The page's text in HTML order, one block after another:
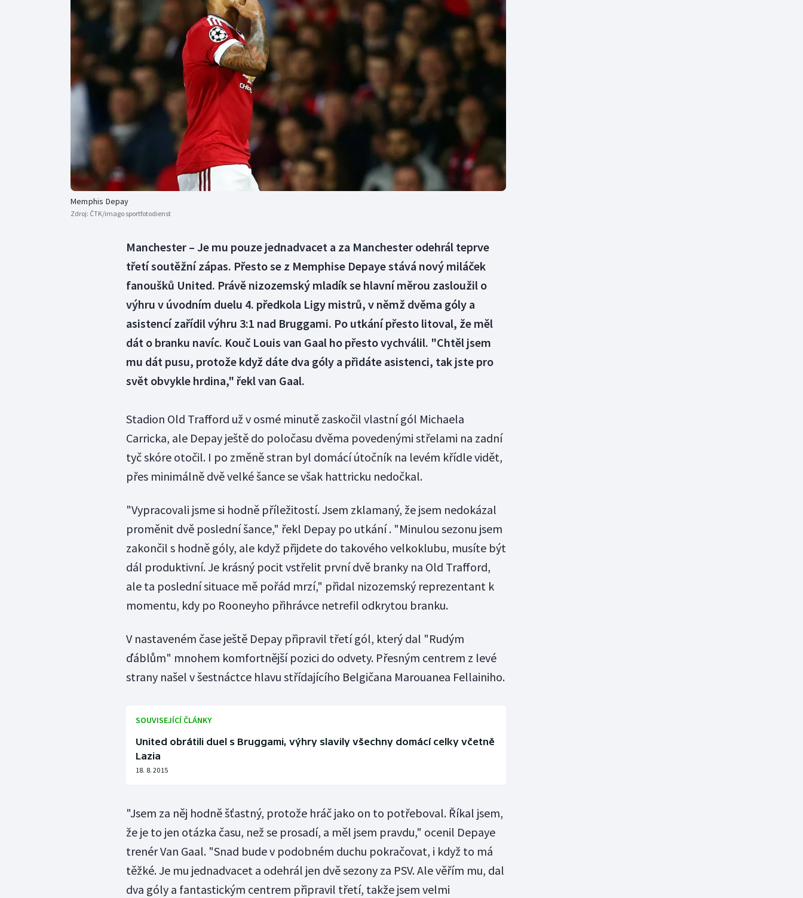
Curling
Dostihy
Florbal
Futsal
Golf
Gymnastika
Moderní pětiboj
Motorsport
Olympijské hry
Parasport
Plavání
Plážový volejbal
Triatlon
Veslování
Vodní slalom
Volejbal
Ostatní
Memphis Depay
Zdroj: ČTK/imago sportfotodienst
Manchester – Je mu pouze jednadvacet a za Manchester odehrál teprve
třetí soutěžní zápas. Přesto se z Memphise Depaye stává nový miláček
fanoušků United. Právě nizozemský mladík se hlavní měrou zasloužil o
výhru v úvodním duelu 4. předkola Ligy mistrů, v němž dvěma góly a
asistencí zařídil výhru 3:1 nad Bruggami. Po utkání přesto litoval, že měl
dát o branku navíc. Kouč Louis van Gaal ho přesto vychválil. "Chtěl jsem
mu dát pusu, protože když dáte dva góly a přidáte asistenci, tak jste pro
svět obvykle hrdina," řekl van Gaal.
Stadion Old Trafford už v osmé minutě zaskočil vlastní gól Michaela
Carricka, ale Depay ještě do poločasu dvěma povedenými střelami na zadní
tyč skóre otočil. I po změně stran byl domácí útočník na levém křídle vidět,
přes minimálně dvě velké šance se však hattricku nedočkal.
"Vypracovali jsme si hodně příležitostí. Jsem zklamaný, že jsem nedokázal
proměnit dvě poslední šance," řekl Depay po utkání . "Minulou sezonu jsem
zakončil s hodně góly, ale když přijdete do takového velkoklubu, musíte být
dál produktivní. Je krásný pocit vstřelit první dvě branky na Old Trafford,
ale ta poslední situace mě pořád mrzí," přidal nizozemský reprezentant k
momentu, kdy po Rooneyho přihrávce netrefil odkrytou branku.
V nastaveném čase ještě Depay připravil třetí gól, který dal "Rudým
ďáblům" mnohem komfortnější pozici do odvety. Přesným centrem z levé
strany našel v šestnáctce hlavu střídajícího Belgičana Marouanea Fellainiho.
SOUVISEJÍCÍ ČLÁNKY
United obrátili duel s Bruggami, výhry slavily všechny domácí celky včetně
Lazia
18. 8. 2015
"Jsem za něj hodně šťastný, protože hráč jako on to potřeboval. Říkal jsem,
že je to jen otázka času, než se prosadí, a měl jsem pravdu," ocenil Depaye
trenér Van Gaal. "Snad bude v podobném duchu pokračovat, i když to má
těžké. Je mu jednadvacet a odehrál jen dvě sezony za PSV. Ale věřím mu, dal
dva góly a fantastickým centrem připravil třetí, takže jsem velmi